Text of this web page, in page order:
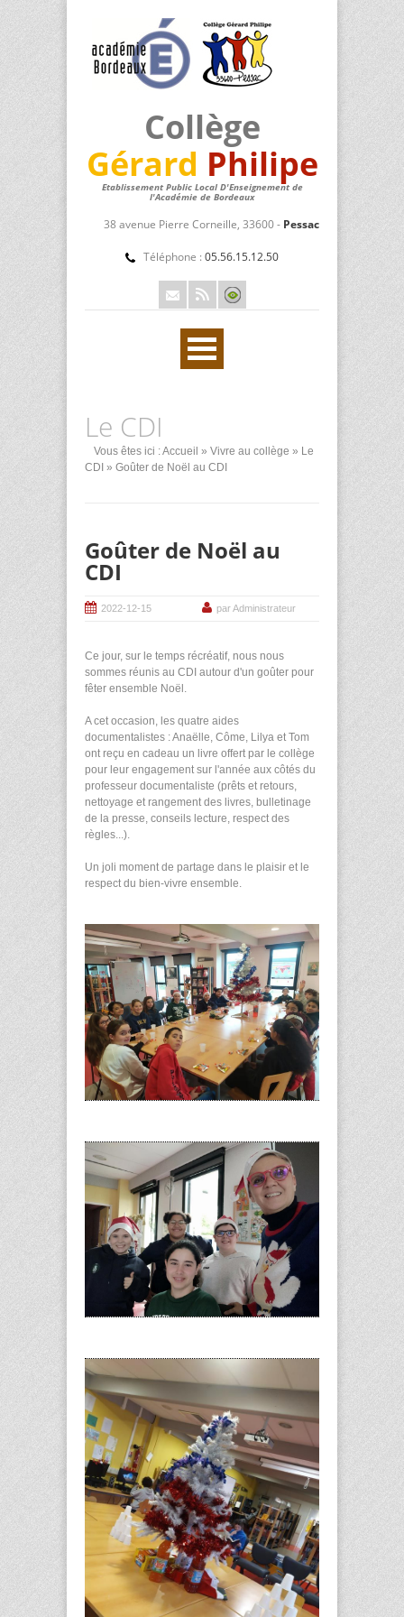
Collège
Gérard Philipe
Etablissement Public Local D'Enseignement de
l'Académie de Bordeaux
38 avenue Pierre Corneille, 33600 - Pessac
Téléphone : 05.56.15.12.50
Le CDI
Vous êtes ici :Accueil » Vivre au collège » Le
CDI » Goûter de Noël au CDI
Goûter de Noël au
CDI
2022-12-15 par Administrateur
Ce jour, sur le temps récréatif, nous nous
sommes réunis au CDI autour d'un goûter pour
fêter ensemble Noël.
A cet occasion, les quatre aides
documentalistes : Anaëlle, Côme, Lilya et Tom
ont reçu en cadeau un livre offert par le collège
pour leur engagement sur l'année aux côtés du
professeur documentaliste (prêts et retours,
nettoyage et rangement des livres, bulletinage
de la presse, conseils lecture, respect des
règles...).
Un joli moment de partage dans le plaisir et le
respect du bien-vivre ensemble.